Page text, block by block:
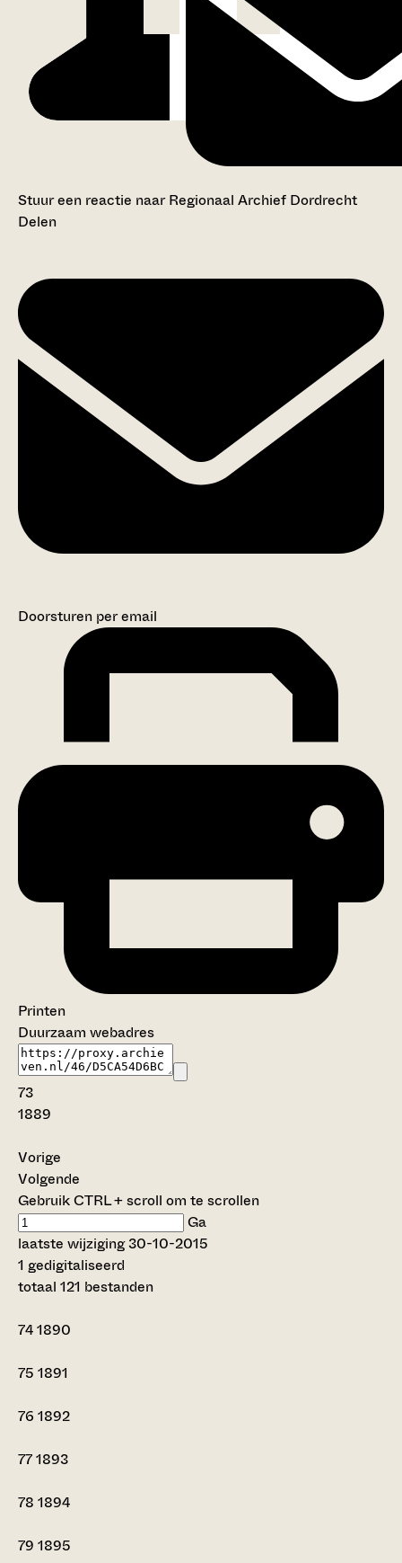
Stuur een reactie naar Regionaal Archief Dordrecht
Delen
Doorsturen per email
Printen
Duurzaam webadres
73
1889
Vorige
Volgende
Gebruik CTRL + scroll om te scrollen
Ga
laatste wijziging 30-10-2015
1 gedigitaliseerd
totaal 121 bestanden
741890
75 1891
76 1892
771893
78 1894
79 1895